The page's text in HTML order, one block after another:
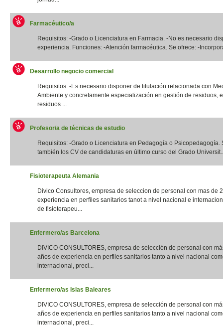
Farmacéutico/a
Requisitos: -Grado o Licenciatura en Farmacia. -No es necesario
experiencia. Funciones: -Atención farmacéutica. Se ofrece: -
Desarrollo negocio comercial
Requisitos: -Es necesario disponer de titulación relacionada con
Ambiente y concretamente especialización en gestión de residuos,
residuos ...
Profesor/a de técnicas de estudio
Requisitos: -Grado o Licenciatura en Pedagogía o Psicopedagogía.
también los CV de candidaturas en último curso del Grado
Fisioterapeuta Alemania
Divico Consultores, empresa de seleccion de personal con mas de
experiencia en perfiles sanitarios tanot a nivel nacional e
de fisioterapeu...
Enfermero/as Barcelona
DIVICO CONSULTORES, empresa de selección de personal con
años de experiencia en perfiles sanitarios tanto a nivel nacional
internacional, preci...
Enfermero/as Islas Baleares
DIVICO CONSULTORES, empresa de selección de personal con
años de experiencia en perfiles sanitarios tanto a nivel nacional
internacional, preci...